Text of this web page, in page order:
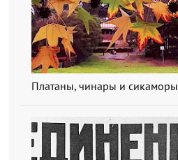
Платаны, чинары и сикаморы